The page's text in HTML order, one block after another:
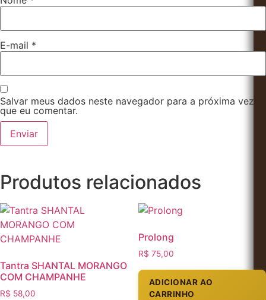
E-mail *
Salvar meus dados neste navegador para a próxima vez
que eu comentar.
Produtos relacionados
Tantra SHANTAL MORANGO
COM CHAMPANHE
R$ 58,00
Prolong
R$ 75,00
ADICIONAR AO
CARRINHO